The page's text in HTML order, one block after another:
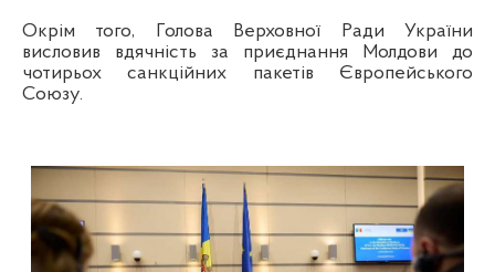
Окрім того, Голова Верховної Ради України
висловив вдячність за приєднання Молдови до
чотирьох санкційних пакетів Європейського
Союзу.